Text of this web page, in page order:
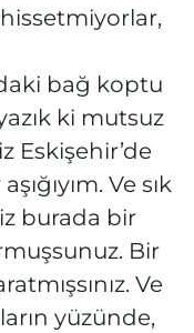
bağ koptu
ki mutsuz
Eskişehir’de
Ve sık
burada bir
Bir
Ve
yüzünde,